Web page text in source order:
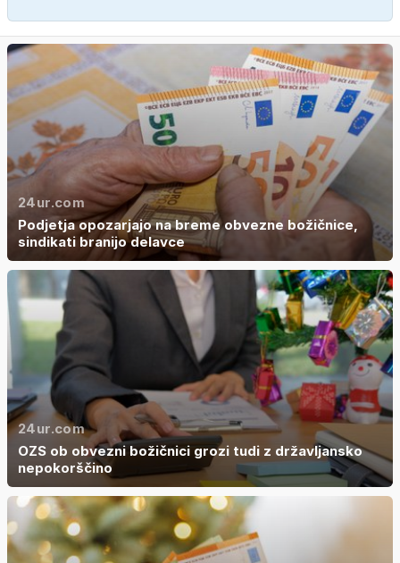
24ur.com
Podjetja opozarjajo na breme obvezne božičnice,
sindikati branijo delavce
24ur.com
OZS ob obvezni božičnici grozi tudi z državljansko
nepokorščino